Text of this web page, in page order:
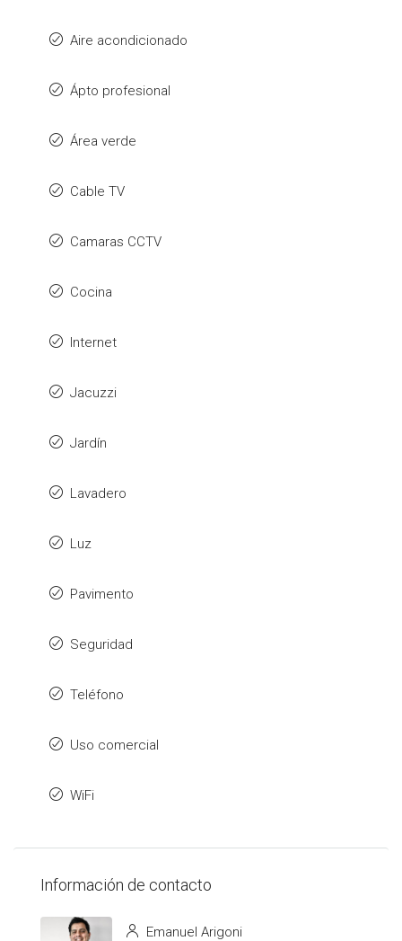
Aire acondicionado
Ápto profesional
Área verde
Cable TV
Camaras CCTV
Cocina
Internet
Jacuzzi
Jardín
Lavadero
Luz
Pavimento
Seguridad
Teléfono
Uso comercial
WiFi
Información de contacto
Emanuel Arigoni